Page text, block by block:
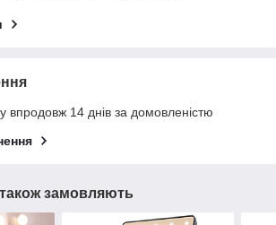
впродовж 14 днів за домовленістю
замовляють